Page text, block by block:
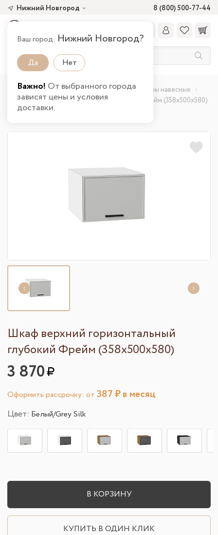
8 (800) 500-77-44
Нижний Новгород
Ваш город: Нижний Новгород?
Да Нет
Важно! От выбранного города
зависят цены и условия
доставки.
Главная Каталог товаров Кухня
Шкафы навесные
Шкаф верхний горизонтальный глубокий Фрейм (358х500х580)
в Нижнем Новгороде
Шкаф верхний горизонтальный
глубокий Фрейм (358х500х580)
3 870
Оформить рассрочку: от 387₽ в месяц
Цвет: Белый/Grey Silk
В КОРЗИНУ
КУПИТЬ В ОДИН КЛИК